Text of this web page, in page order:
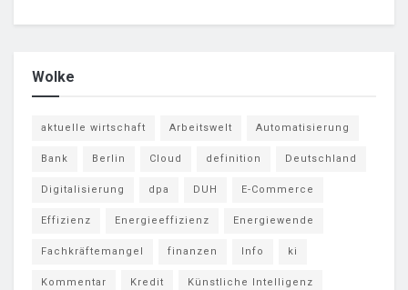
Wolke
aktuelle wirtschaft Arbeitswelt Automatisierung
Bank Berlin Cloud definition Deutschland
Digitalisierung dpa DUH E-Commerce
Effizienz Energieeffizienz Energiewende
Fachkräftemangel finanzen Info ki
Kommentar Kredit Künstliche Intelligenz